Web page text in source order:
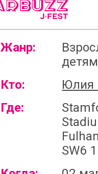
Жанр:
детям
Кто:
Юлия
Где:
SW6